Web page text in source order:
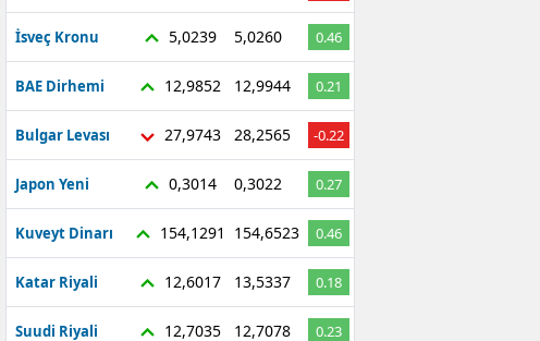
İsveç Kronu 5,0239 5,0260 0.46
BAE Dirhemi 12,9852 12,9944 0.21
Bulgar Levası 27,9743 28,2565 -0.22
Japon Yeni 0,3014 0,3022 0.27
Kuveyt Dinarı 154,1291 154,6523 0.46
Katar Riyali 12,6017 13,5337 0.18
Suudi Riyali 12,7035 12,7078 0.23